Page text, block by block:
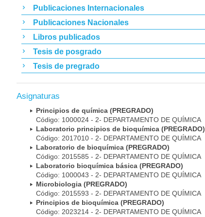
Publicaciones Internacionales
Publicaciones Nacionales
Libros publicados
Tesis de posgrado
Tesis de pregrado
Asignaturas
Principios de química (PREGRADO)
Código: 1000024 - 2- DEPARTAMENTO DE QUÍMICA
Laboratorio principios de bioquímica (PREGRADO)
Código: 2017010 - 2- DEPARTAMENTO DE QUÍMICA
Laboratorio de bioquímica (PREGRADO)
Código: 2015585 - 2- DEPARTAMENTO DE QUÍMICA
Laboratorio bioquímica básica (PREGRADO)
Código: 1000043 - 2- DEPARTAMENTO DE QUÍMICA
Microbiologia (PREGRADO)
Código: 2015593 - 2- DEPARTAMENTO DE QUÍMICA
Principios de bioquímica (PREGRADO)
Código: 2023214 - 2- DEPARTAMENTO DE QUÍMICA